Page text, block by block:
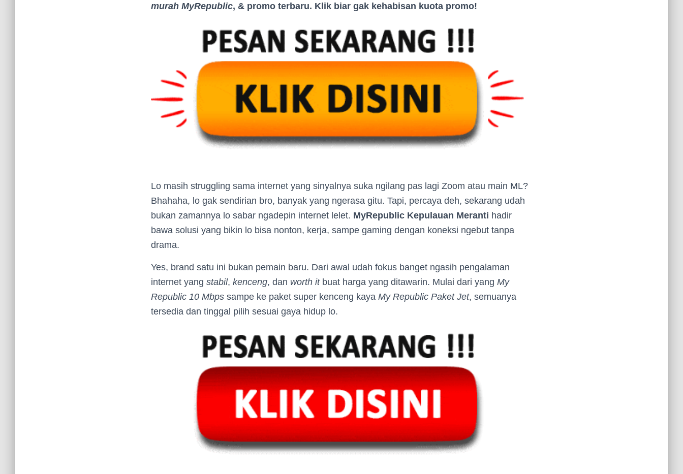
murah MyRepublic, & promo terbaru. Klik biar gak kehabisan kuota promo!
Lo masih struggling sama internet yang sinyalnya suka ngilang pas lagi Zoom atau main ML?
Bhahaha, lo gak sendirian bro, banyak yang ngerasa gitu. Tapi, percaya deh, sekarang udah
bukan zamannya lo sabar ngadepin internet lelet. MyRepublic Kepulauan Meranti hadir
bawa solusi yang bikin lo bisa nonton, kerja, sampe gaming dengan koneksi ngebut tanpa
drama.
Yes, brand satu ini bukan pemain baru. Dari awal udah fokus banget ngasih pengalaman
internet yang stabil, kenceng, dan worth itbuat harga yang ditawarin. Mulai dari yang My
Republic 10 Mbps sampe ke paket super kenceng kaya My Republic Paket Jet, semuanya
tersedia dan tinggal pilih sesuai gaya hidup lo.